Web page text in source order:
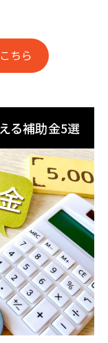
ちら
る補助金5選